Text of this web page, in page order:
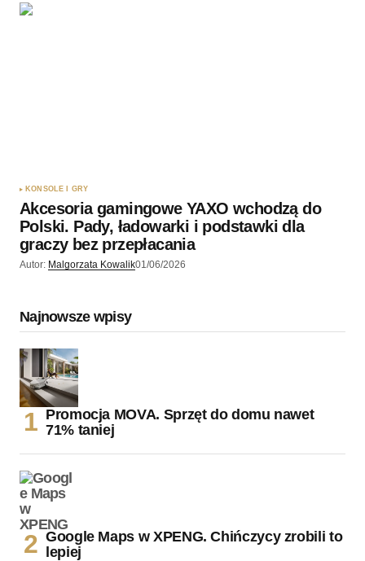
KONSOLE I GRY
Akcesoria gamingowe YAXO wchodzą do
Polski. Pady, ładowarki i podstawki dla
graczy bez przepłacania
Autor: Malgorzata Kowalik01/06/2026
Najnowsze wpisy
Promocja MOVA. Sprzęt do domu nawet
71% taniej
Google Maps w XPENG. Chińczycy zrobili to
lepiej